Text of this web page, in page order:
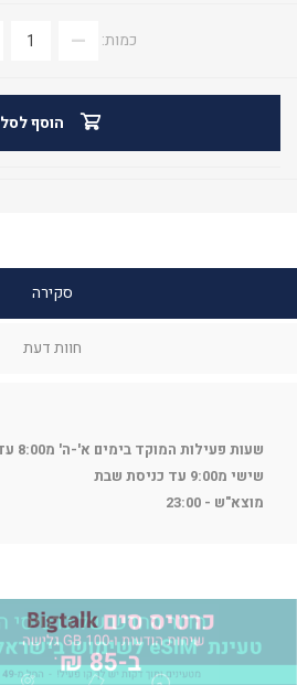
כמות:
הוסף לסל
סקירה
חוות דעת
שעות פעילות המוקד בימים א'-ה' מ8:00 עד 22:00
שישי מ9:00 עד כניסת שבת
מוצא"ש - 23:00